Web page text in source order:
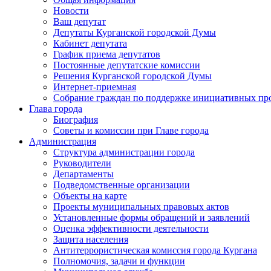
Новости
Ваш депутат
Депутаты Курганской городской Думы
Кабинет депутата
График приема депутатов
Постоянные депутатские комиссии
Решения Курганской городской Думы
Интернет-приемная
Собрание граждан по поддержке инициативных
Глава города
Биография
Советы и комиссии при Главе города
Администрация
Структура администрации города
Руководители
Департаменты
Подведомственные организации
Объекты на карте
Проекты муниципальных правовых актов
Установленные формы обращений и заявлений
Оценка эффективности деятельности
Защита населения
Антитеррористическая комиссия города Кургана
Полномочия, задачи и функции